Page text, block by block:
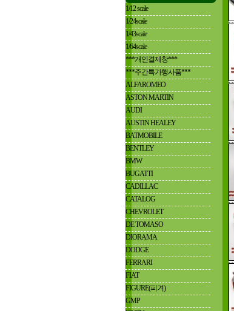
1/12 scale
1/24scale
1/43scale
1/64scale
***개인결제창***
***주간특가행사품***
ALFAROMEO
ASTON MARTIN
AUDI
AUSTIN HEALEY
BATMOBILE
BENTLEY
BMW
BUGATTI
CADILLAC
CATALOG
CHEVROLET
DE TOMASO
DIORAMA
DODGE
FERRARI
FIAT
FIGURE(피겨)
GMP